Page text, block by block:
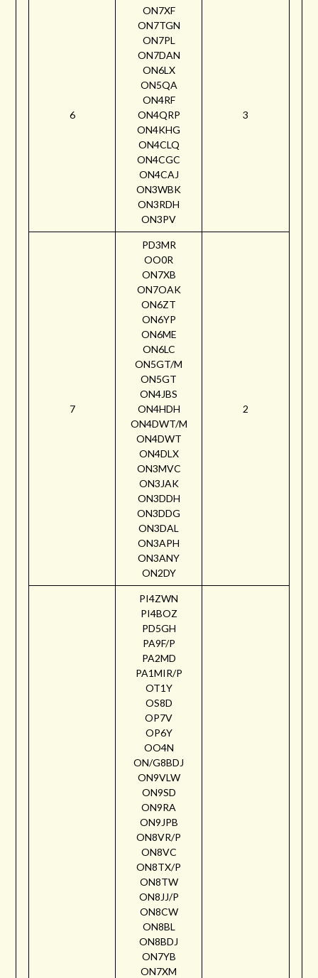
6
ON7XF
ON7TGN
ON7PL
ON7DAN
ON6LX
ON5QA
ON4RF
ON4QRP
ON4KHG
ON4CLQ
ON4CGC
ON4CAJ
ON3WBK
ON3RDH
ON3PV
3
7
PD3MR
OO0R
ON7XB
ON7OAK
ON6ZT
ON6YP
ON6ME
ON6LC
ON5GT/M
ON5GT
ON4JBS
ON4HDH
ON4DWT/M
ON4DWT
ON4DLX
ON3MVC
ON3JAK
ON3DDH
ON3DDG
ON3DAL
ON3APH
ON3ANY
ON2DY
2
PI4ZWN
PI4BOZ
PD5GH
PA9F/P
PA2MD
PA1MIR/P
OT1Y
OS8D
OP7V
OP6Y
OO4N
ON/G8BDJ
ON9VLW
ON9SD
ON9RA
ON9JPB
ON8VR/P
ON8VC
ON8TX/P
ON8TW
ON8JJ/P
ON8CW
ON8BL
ON8BDJ
ON7YB
ON7XM